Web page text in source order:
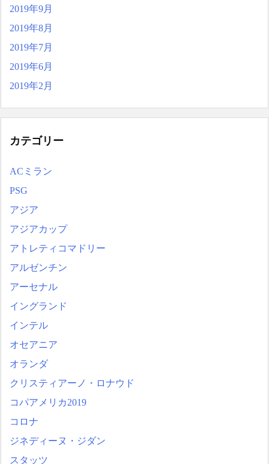
2019年9月
2019年8月
2019年7月
2019年6月
2019年2月
カテゴリー
ACミラン
PSG
アジア
アジアカップ
アトレティコマドリー
アルゼンチン
アーセナル
イングランド
インテル
オセアニア
オランダ
クリスティアーノ・ロナウド
コパアメリカ2019
コロナ
ジネディーヌ・ジダン
スタッツ